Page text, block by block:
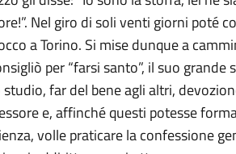
Nel giro di soli venti giorni poté
a Torino. Si mise dunque a
per “farsi santo”, il suo
far del bene agli altri,
e, affinché questi potesse
volle praticare la confessione